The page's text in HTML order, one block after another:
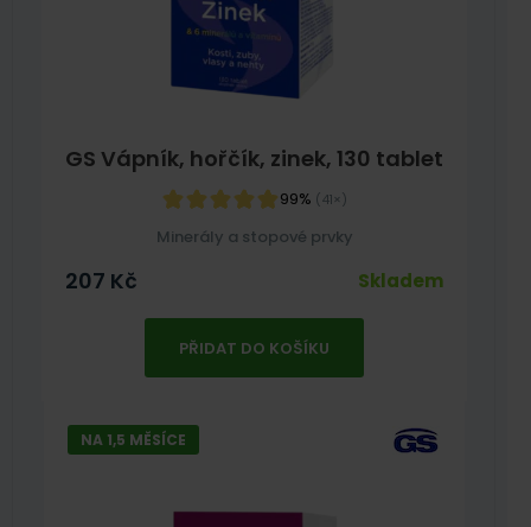
GS Vápník, hořčík, zinek, 130 tablet
99% (41×)
Minerály a stopové prvky
207 Kč Skladem
PŘIDAT DO KOŠÍKU
NA 1,5 MĚSÍCE